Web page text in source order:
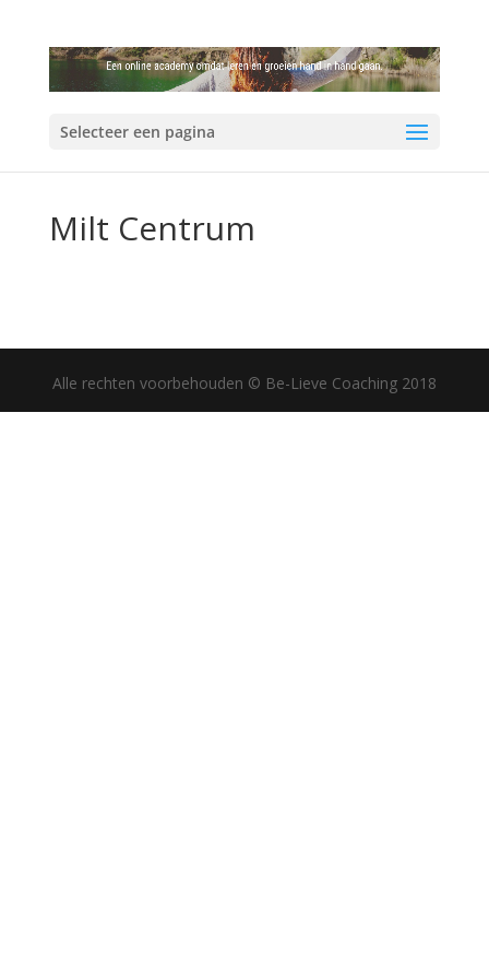
Selecteer een pagina
Milt Centrum
Alle rechten voorbehouden © Be-Lieve Coaching 2018